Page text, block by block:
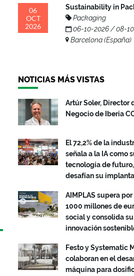
06
OCT
2026
Sustainability in
Packaging
06-10-2026 / 08-
Barcelona (España)
NOTICIAS MÁS VISTAS
Artúr Soler, Director
Negocio de Iberia
El 72,2% de la
señala a la IA como
tecnología de
desafían su
AIMPLAS supera
1000 millones de
social y consolida
innovación
Festo y Systematic
colaboran en el
máquina para